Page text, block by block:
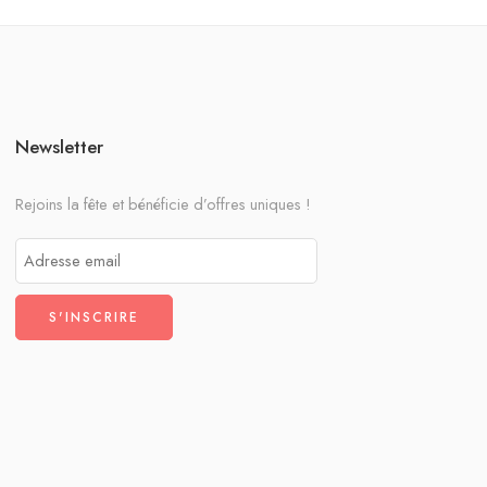
Newsletter
Rejoins la fête et bénéficie d’offres uniques !